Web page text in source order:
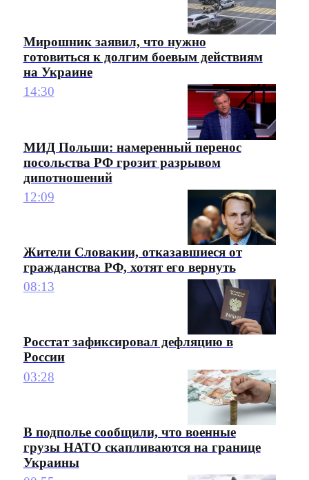
Мирошник заявил, что нужно
готовиться к долгим боевым действиям
на Украине
14:30
МИД Польши: намеренный перенос
посольства РФ грозит разрывом
дипотношений
12:09
Жители Словакии, отказавшиеся от
гражданства РФ, хотят его вернуть
08:13
Росстат зафиксировал дефляцию в
России
03:28
В подполье сообщили, что военные
грузы НАТО скапливаются на границе
Украины